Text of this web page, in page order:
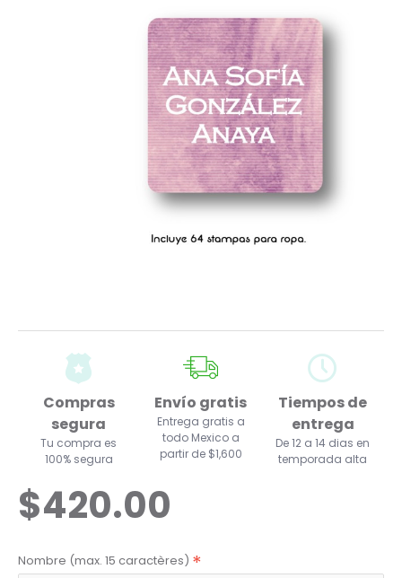
Compras
segura
Tu compra es
100% segura
Envío gratis
Entrega gratis a
todo Mexico a
partir de $1,600
Tiempos de
entrega
De 12 a 14 dias en
temporada alta
$420.00
Nombre (max. 15 caractères)